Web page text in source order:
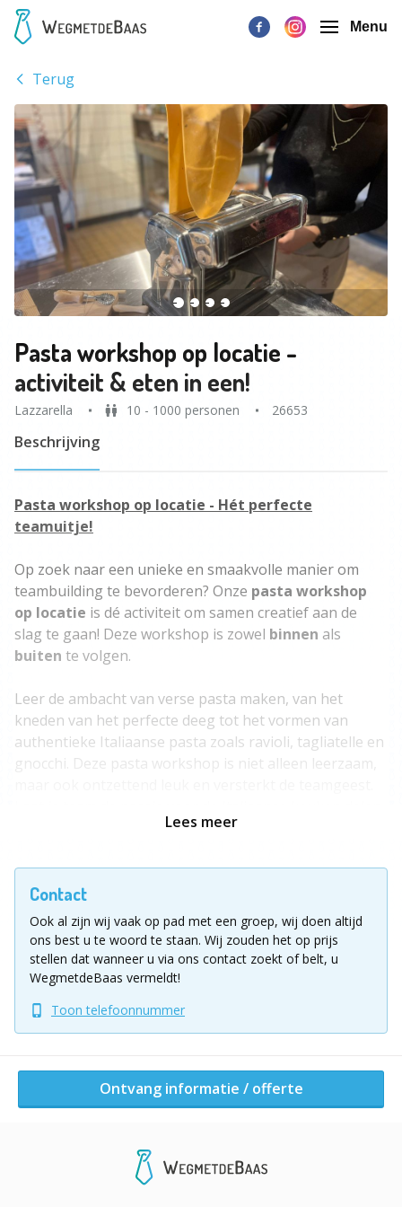
Menu
Terug
Pasta workshop op locatie -
activiteit & eten in een!
Lazzarella 10 - 1000 personen 26653
Beschrijving
Pasta workshop op locatie - Hét perfecte
teamuitje!
Op zoek naar een unieke en smaakvolle manier om
teambuilding te bevorderen? Onze pasta workshop
op locatie is dé activiteit om samen creatief aan de
slag te gaan! Deze workshop is zowel binnen als
buiten te volgen.
Leer de ambacht van verse pasta maken, van het
kneden van het perfecte deeg tot het vormen van
authentieke Italiaanse pasta zoals ravioli, tagliatelle en
gnocchi. Deze pasta workshop is niet alleen leerzaam,
en geniet samen van een smakelijke ervaring!
Met onze uitgebreide workshop boek je eencomplete
teamdag: eten, drinken en activiteiten, allemaal op
jouw locatie!
WORD ITALIAANSE PASTA CHEF VOOR EEN DAG
We bieden diverse opties waarbij je samen met je
collega’s aan de slag kunt. De workshop is altijd
bedoeld voor teambuilding, plezier, en het delen van
Daarnaast kunnen we de workshop uitbreiden met
drank, antipasti en een heerlijk dessert. Zo maak je er
Diverse mogelijkheden:
Lees meer
Contact
Ook al zijn wij vaak op pad met een groep, wij doen altijd
ons best u te woord te staan. Wij zouden het op prijs
stellen dat wanneer u via ons contact zoekt of belt, u
WegmetdeBaas vermeldt!
Toon telefoonnummer
Ontvang informatie / offerte